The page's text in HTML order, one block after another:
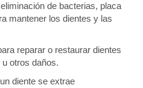
de bacterias, placa
mantener los dientes y las
reparar o restaurar dientes
otros daños.
diente se extrae